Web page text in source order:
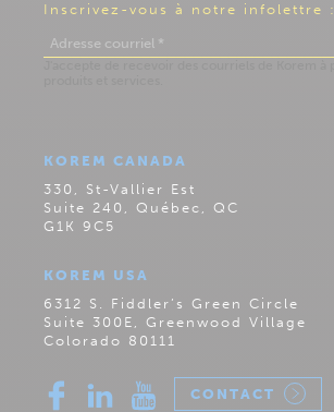
Inscrivez-vous à notre infolettre :
KOREM CANADA
330, St-Vallier Est
Suite 240, Québec, QC
G1K 9C5
KOREM USA
6312 S. Fiddler’s Green Circle
Suite 300E, Greenwood Village
Colorado 80111
CONTACT